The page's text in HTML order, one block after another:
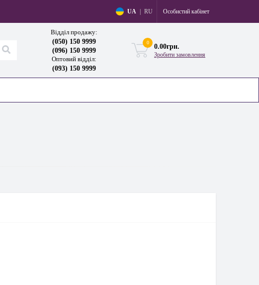
UA RU Особистий кабінет
Відділ продажу:
(050) 150 9999
(096) 150 9999
Оптовий відділ:
(093) 150 9999
0
0.00грн.
Зробити замовлення